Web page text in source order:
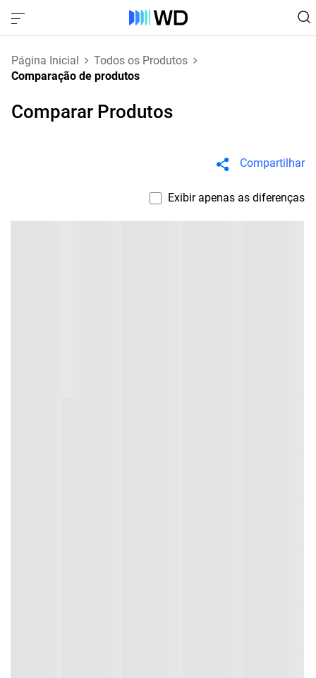
Página Inicial
Todos os Produtos
Comparação de produtos
Comparar Produtos
Compartilhar
Exibir apenas as diferenças